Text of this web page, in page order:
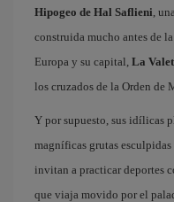
Hipogeo de Hal Saflieni,
construida mucho antes de
Europa y su capital, La
los cruzados de la Orden de
Y por supuesto, sus idílicas
magníficas grutas
invitan a practicar deportes
que viaja movido por el